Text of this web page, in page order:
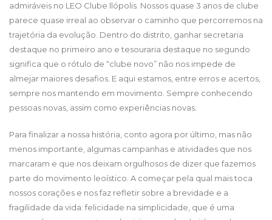
admiráveis no LEO Clube llópolis. Nossos quase 3 anos de clube
parece quase irreal ao observar o caminho que percorremos na
trajetória da evolução. Dentro do distrito, ganhar secretaria
destaque no primeiro ano e tesouraria destaque no segundo
significa que o rótulo de “clube novo” não nos impede de
almejar maiores desafios. E aqui estamos, entre erros e acertos,
sempre nos mantendo em movimento. Sempre conhecendo
pessoas novas, assim como experiências novas.
Para finalizar a nossa história, conto agora por último, mas não
menos importante, algumas campanhas e atividades que nos
marcaram e que nos deixam orgulhosos de dizer que fazemos
parte do movimento leoístico. A começar pela qual mais toca
nossos corações e nos faz refletir sobre a brevidade e a
fragilidade da vida: felicidade na simplicidade, que é uma